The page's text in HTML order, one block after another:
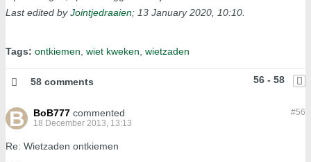
Last edited byJointjedraaien; 13 January 2020, 10:10.
Tags: ontkiemen, wiet kweken, wietzaden
56 - 58
58 comments
#56
BoB777 commented
18 December 2013, 13:13
Re: Wietzaden ontkiemen